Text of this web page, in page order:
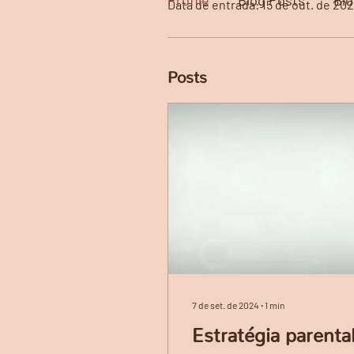
Data de entrada: 15 de out. de
Posts
7 de set. de 2024 ∙ 1 min
Estratégia